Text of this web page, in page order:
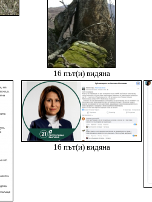
16 път(и) видяна
16 път(и) видяна